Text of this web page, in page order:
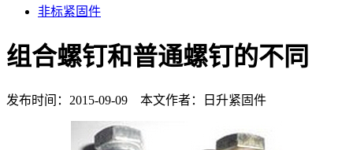
非标紧固件
组合螺钉和普通螺钉的不同
发布时间：2015-09-09 本文作者：日升紧固件